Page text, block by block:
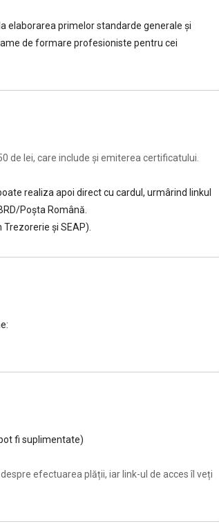
elaborarea primelor standarde generale şi
de formare profesioniste pentru cei
de lei, care include şi emiterea certificatului.
realiza apoi direct cu cardul, urmârind linkul
Poșta Română.
și SEAP).
fi suplimentate)
efectuarea plății, iar link-ul de acces îl veți